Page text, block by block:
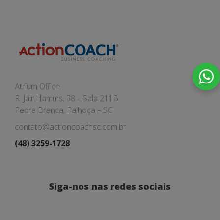
Atrium Office
R. Jair Hamms, 38 – Sala 211B
Pedra Branca, Palhoça – SC
contato@actioncoachsc.com.br
(48) 3259-1728
Siga-nos nas redes sociais